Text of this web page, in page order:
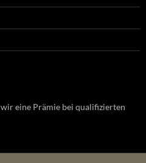
eine Prämie bei qualifizierten